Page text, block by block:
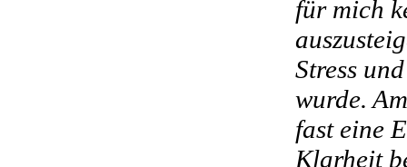
für mich
Stress
wurde.
fast eine
Klarheit